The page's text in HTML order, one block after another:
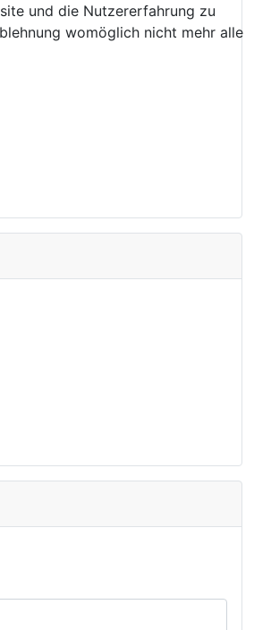
und die Nutzererfahrung zu
womöglich nicht mehr alle